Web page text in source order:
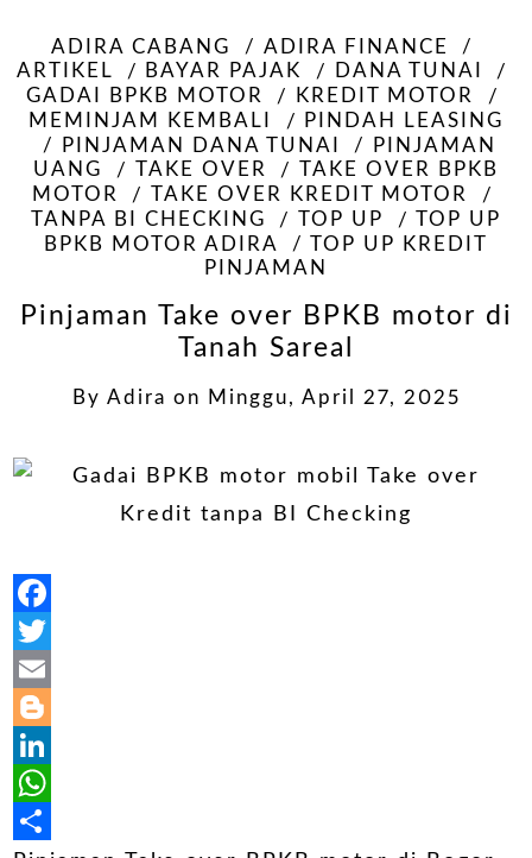
ADIRA CABANG
ADIRA FINANCE
ARTIKEL
BAYAR PAJAK
DANA TUNAI
GADAI BPKB MOTOR
KREDIT MOTOR
MEMINJAM KEMBALI
PINDAH LEASING
PINJAMAN DANA TUNAI
PINJAMAN
UANG
TAKE OVER
TAKE OVER BPKB
MOTOR
TAKE OVER KREDIT MOTOR
TANPA BI CHECKING
TOP UP
TOP UP
BPKB MOTOR ADIRA
TOP UP KREDIT
PINJAMAN
Pinjaman Take over BPKB motor di
Tanah Sareal
By Adira on Minggu, April 27, 2025
Facebook
Twitter
Email
Blogger
LinkedIn
WhatsApp